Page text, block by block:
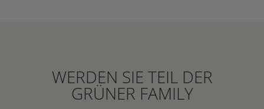
WERDEN SIE TEIL DER
GRÜNER FAMILY